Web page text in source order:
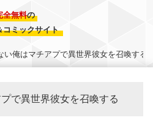
全無料の
ミックサイト
い俺はマチアプで異世界彼女を召喚する
で異世界彼女を召喚する